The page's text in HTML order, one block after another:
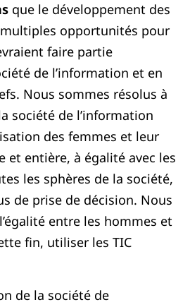
que le développement des
opportunités pour
faire partie
de l’information et en
Nous sommes résolus à
société de l’information
des femmes et leur
et entière, à égalité avec les
les sphères de la société,
de prise de décision. Nous
entre les hommes et
fin, utiliser les TIC
de la société de